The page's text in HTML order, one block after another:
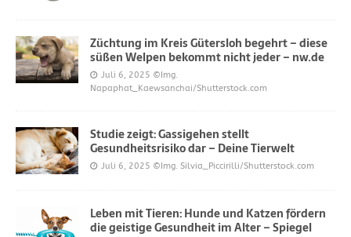
Züchtung im Kreis Gütersloh begehrt – diese
süßen Welpen bekommt nicht jeder – nw.de
Juli 6, 2025 ©Img.
Napaphat_Kaewsanchai/Shutterstock.com
Studie zeigt: Gassigehen stellt
Gesundheitsrisiko dar – Deine Tierwelt
Juli 6, 2025 ©Img. Silvia_Piccirilli/Shutterstock.com
Leben mit Tieren: Hunde und Katzen fördern
die geistige Gesundheit im Alter – Spiegel